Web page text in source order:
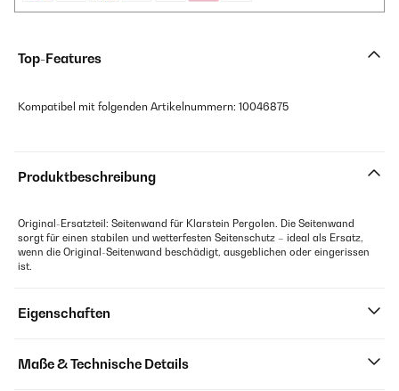
Top-Features
Kompatibel mit folgenden Artikelnummern: 10046875
Produktbeschreibung
Original-Ersatzteil: Seitenwand für Klarstein Pergolen. Die Seitenwand
sorgt für einen stabilen und wetterfesten Seitenschutz – ideal als Ersatz,
wenn die Original-Seitenwand beschädigt, ausgeblichen oder eingerissen
ist.
Eigenschaften
Maße & Technische Details